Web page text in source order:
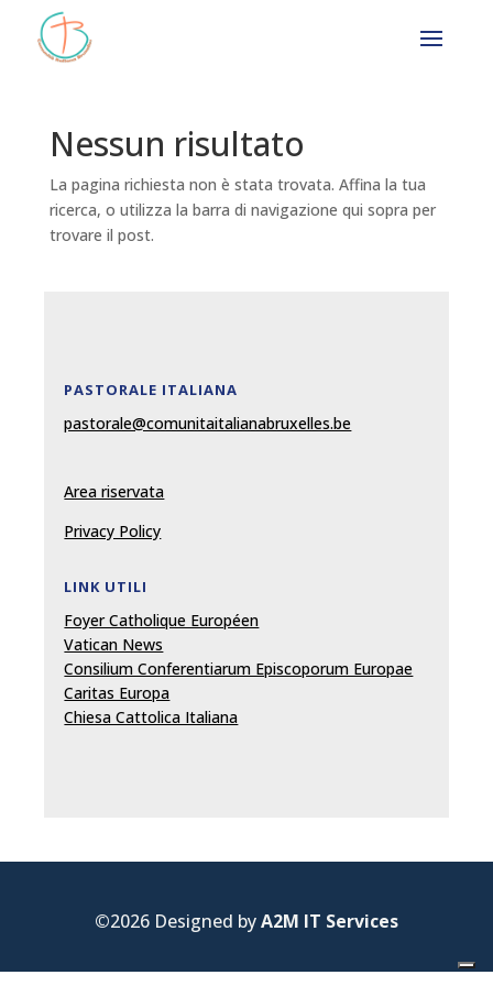
Nessun risultato
La pagina richiesta non è stata trovata. Affina la tua
ricerca, o utilizza la barra di navigazione qui sopra per
trovare il post.
PASTORALE ITALIANA
pastorale@comunitaitalianabruxelles.be
Area riservata
Privacy Policy
LINK UTILI
Foyer Catholique Européen
Vatican News
Consilium Conferentiarum Episcoporum Europae
Caritas Europa
Chiesa Cattolica Italiana
©2026 Designed byA2M IT Services